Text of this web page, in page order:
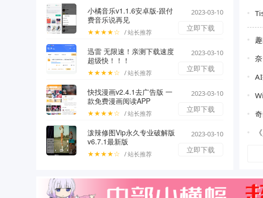
小橘音乐v1.1.6安卓版-跟付
费音乐说再见
★★★★☆ / 站长推荐
2023-03-10
立即下载
迅雷 无限速！亲测下载速度
超级快！！！
★★★★☆ / 站长推荐
2023-03-10
立即下载
快找漫画v2.4.1去广告版 一
款免费漫画阅读APP
★★★★☆ / 站长推荐
2023-03-10
立即下载
泼辣修图Vip永久专业破解版
v6.7.1最新版
★★★★☆ / 站长推荐
2023-03-10
立即下载
AI